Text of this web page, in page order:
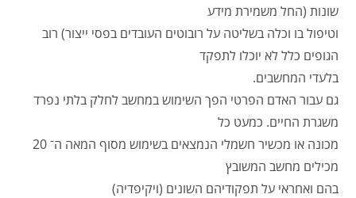
שונות (החל משמירת מידע
וטיפול בו וכלה בשליטה על רובוטים העובדים בפסי ייצור) רוב
הגופים כלל לא יוכלו לתפקד
בלעדי המחשבים.
גם עבור האדם הפרטי הפך השימוש במחשב לחלק בלתי נפרד
משגרת החיים. כמעט כל
מכונה או מכשיר חשמלי הנמצאים בשימוש מסוף המאה ה־ 20
מכילים מחשב המשובץ
בהם ואחראי על תפקודיהם השונים (ויקיפדיה)